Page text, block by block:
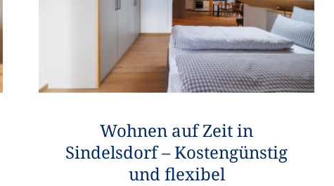
Wohnen auf Zeit in
Sindelsdorf – Kostengünstig
und flexibel